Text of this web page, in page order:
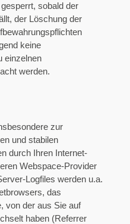
sobald der
der Löschung der
keine
einzelnen
werden.
zur
und stabilen
durch Ihren Internet-
Webspace-Provider
Logfiles werden u.a.
das
von der aus Sie auf
haben (Referrer